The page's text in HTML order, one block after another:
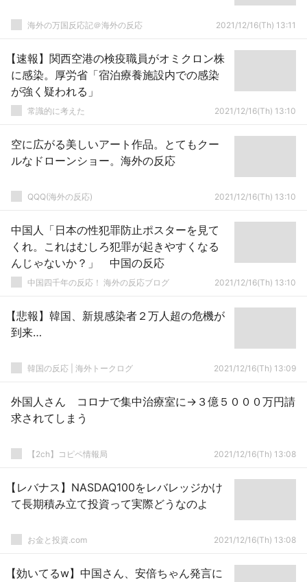
海外の万国反応記＠海外の反応 2021/12/16(Th) 13:11
【速報】関西空港の検疫職員がオミクロン株
に感染。厚労省「宿泊療養施設内での感染
が強く疑われる」
常識的に考えた 2021/12/16(Th) 13:10
空に広がる美しいアート作品。とてもクー
ルなドローンショー。海外の反応
QQQ(海外の反応) 2021/12/16(Th) 13:10
中国人「日本の性犯罪防止ポスターを見て
くれ。これはむしろ犯罪が起きやすくなる
んじゃないか？」 中国の反応
中国四千年の反応！ 海外の反応ブログ 2021/12/16(Th) 13:10
【悲報】韓国、新規感染者２万人超の危機が
到来…
韓国の反応 | 海外トークログ 2021/12/16(Th) 13:09
外国人さん コロナで集中治療室に→３億５０００万円請
求されてしまう
【2ch】コピペ情報局 2021/12/16(Th) 13:08
【レバナス】NASDAQ100をレバレッジかけ
て長期積み立て投資って実際どうなのよ
お金と投資.com 2021/12/16(Th) 13:08
【効いてるw】中国さん、安倍ちゃん発言に